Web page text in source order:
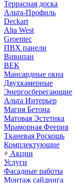
Террасная доска
Альта-Профиль
Deckart
Alta West
Groentec
ПВХ панели
Вивипан
ВЕК
Мансардные окна
Двухкамерные
Энергосберегающие
Альта Интерьер
Магия Бетона
Матовая Эстетика
Мраморная Феерия
Тканевая Роскошь
Комплектующие
Акции
Услуги
Фасадные работы
Монтаж сайдинга